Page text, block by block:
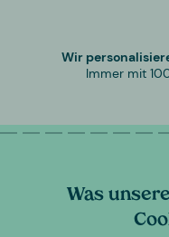
Wir
Immer mit
Was